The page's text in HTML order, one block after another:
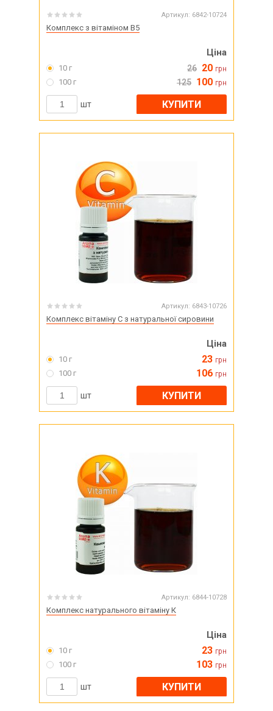
Артикул: 6842-10724
Комплекс з вітаміном B5
Ціна
10 г 26 20 грн
100 г 125 100 грн
шт КУПИТИ
Артикул: 6843-10726
Комплекс вітаміну С з натуральної сировини
Ціна
10 г 23 грн
100 г 106 грн
шт КУПИТИ
Артикул: 6844-10728
Комплекс натурального вітаміну К
Ціна
10 г 23 грн
100 г 103 грн
шт КУПИТИ